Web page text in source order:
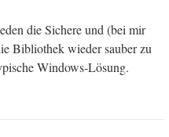
die Sichere und (bei mir
Bibliothek wieder sauber zu
Windows-Lösung.